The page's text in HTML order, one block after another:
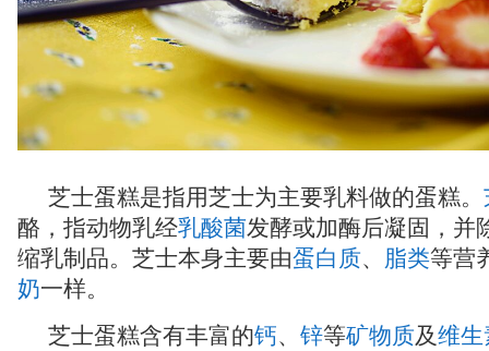
芝士蛋糕是指用芝士为主要乳料做的蛋糕。
酪，指动物乳经乳酸菌发酵或加酶后凝固，并
缩乳制品。芝士本身主要由蛋白质、 脂类等营
奶一样。
芝士蛋糕含有丰富的钙、 锌等矿物质及维生